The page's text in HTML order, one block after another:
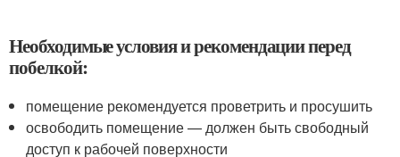
Необходимые условия и рекомендации перед
побелкой:
помещение рекомендуется проветрить и просушить
освободить помещение — должен быть свободный
доступ к рабочей поверхности